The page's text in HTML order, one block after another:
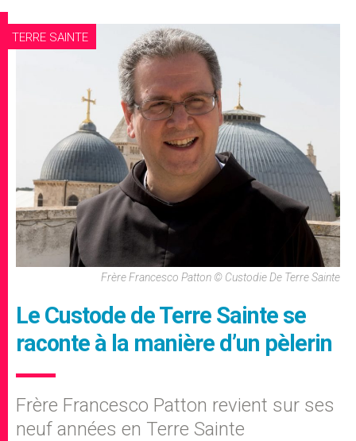
TERRE SAINTE
Frère Francesco Patton © Custodie De Terre Sainte
Le Custode de Terre Sainte se
raconte à la manière d’un pèlerin
Frère Francesco Patton revient sur ses
neuf années en Terre Sainte